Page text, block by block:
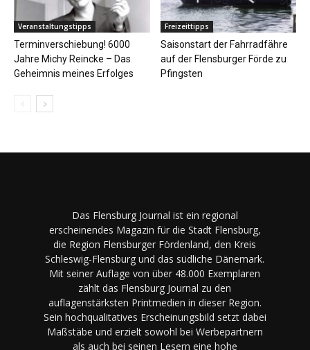
Veranstaltungstipps
Terminverschiebung! 6000
Jahre Michy Reincke – Das
Geheimnis meines Erfolges
Freizeittipps
Saisonstart der Fahrradfähre
auf der Flensburger Förde zu
Pfingsten
Das Flensburg Journal ist ein regional
erscheinendes Magazin für die Stadt Flensburg,
die Region Flensburger Fördenland, den Kreis
Schleswig-Flensburg und das südliche Dänemark.
Mit seiner Auflage von über 48.000 Exemplaren
zählt das Flensburg Journal zu den
auflagenstärksten Printmedien in dieser Region.
Sein hochqualitatives Erscheinungsbild setzt dabei
Maßstäbe und erzielt sowohl bei Werbepartnern
als auch bei seinen Lesern eine hohe